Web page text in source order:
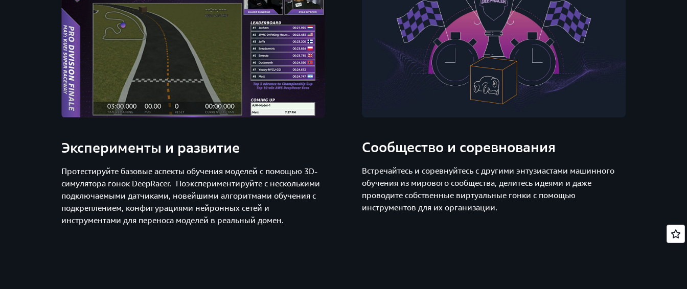
Эксперименты и развитие
Протестируйте базовые аспекты обучения моделей с помощью 3D-
симулятора гонок DeepRacer. Поэкспериментируйте с несколькими
подключаемыми датчиками, новейшими алгоритмами обучения с
подкреплением, конфигурациями нейронных сетей и
инструментами для переноса моделей в реальный домен.
Сообщество и соревнования
Встречайтесь и соревнуйтесь с другими энтузиастами машинного
обучения из мирового сообщества, делитесь идеями и даже
проводите собственные виртуальные гонки с помощью
инструментов для их организации.